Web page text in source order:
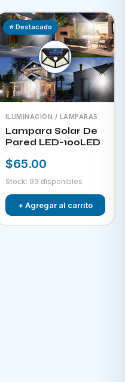
⭐ Destacado
ILUMINACIÓN / LAMPARAS
Lampara Solar De
Pared LED-100LED
$65.00
Stock: 93 disponibles
+ Agregar al carrito